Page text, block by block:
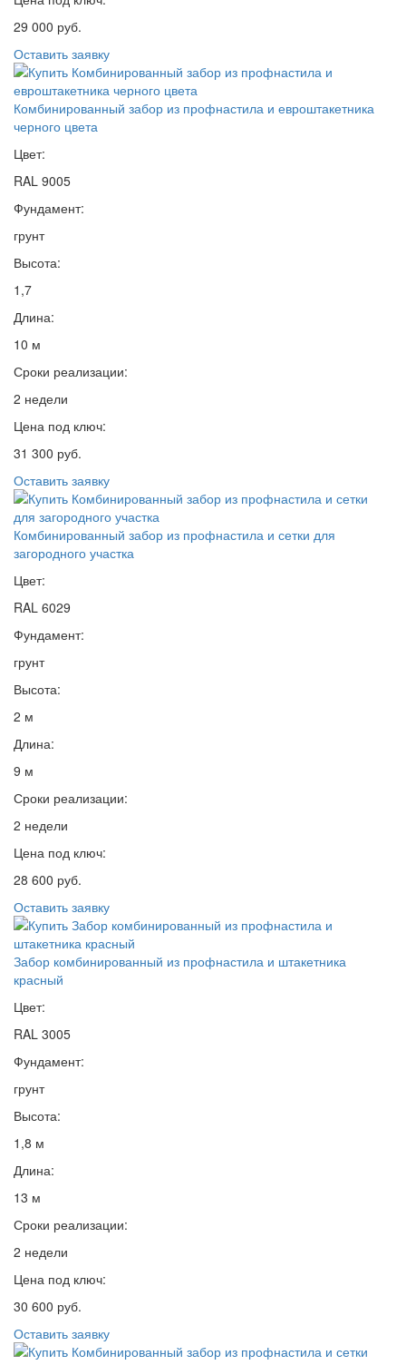
29 000 руб.
Оставить заявку
Комбинированный забор из профнастила и евроштакетника
черного цвета
Цвет:
RAL 9005
Фундамент:
грунт
Высота:
1,7
Длина:
10 м
Сроки реализации:
2 недели
Цена под ключ:
31 300 руб.
Оставить заявку
Комбинированный забор из профнастила и сетки для
загородного участка
Цвет:
RAL 6029
Фундамент:
грунт
Высота:
2 м
Длина:
9 м
Сроки реализации:
2 недели
Цена под ключ:
28 600 руб.
Оставить заявку
Забор комбинированный из профнастила и штакетника
красный
Цвет:
RAL 3005
Фундамент:
грунт
Высота:
1,8 м
Длина:
13 м
Сроки реализации:
2 недели
Цена под ключ:
30 600 руб.
Оставить заявку